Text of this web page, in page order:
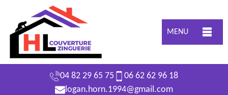
MENU
04 82 29 65 75
06 62 62 96 18
logan.horn.1994@gmail.com